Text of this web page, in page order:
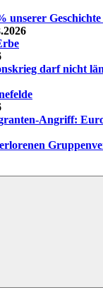
unserer
darf nicht
Angriff: